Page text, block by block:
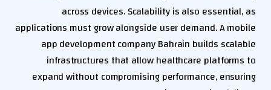
across devices. Scalability is also essential, as
applications must grow alongside user demand. A mobile
app development company Bahrain builds scalable
infrastructures that allow healthcare platforms to
expand without compromising performance, ensuring